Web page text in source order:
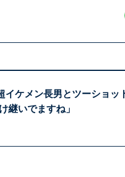
イケメン長男とツーショッ
継いでますね」